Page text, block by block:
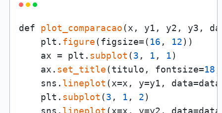
def plot_comparacao(x, y1, y2, y3,
    plt.
figure(figsize=( 16 , 12))
    ax = plt.
subplot (3 , 1 , 1)
    ax.
set_title(titulo, fontsize=18
    sns.
lineplot (x=x, y=y1,
    plt.
subplot (3 , 1 , 2)
    sns.
lineplot (x=x, y=y2,